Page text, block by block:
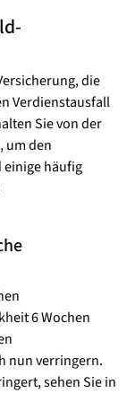
die
Verdienstausfall
Sie von der
um den
einige häufig
6 Wochen
nun verringern.
sehen Sie in